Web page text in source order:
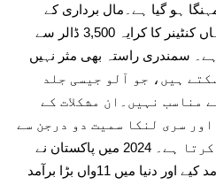
ہو گیا ہے۔مال برداری کے
اخراجات دگنے ہو چکے ہیں، جہاں کنٹینر کا کرایہ 3,500 ڈالر سے
گیا ہے۔ سمندری راستہ بھی مثر نہیں
70 دن تک لگ سکتے ہیں، جو آلو جیسی جلد
مناسب نہیں۔ان مشکلات کے
اور سری لنکا سمیت دو درجن سے
زائد ممالک کو آلو برآمد کرتا ہے۔ 2024 میں پاکستان نے
169 ملین ڈالر مالیت کے آلو برآمد کیے اور دنیا میں 11واں بڑا برآمد